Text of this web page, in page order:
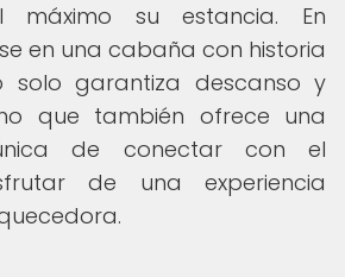
máximo su estancia. En
en una cabaña con historia
solo garantiza descanso y
que también ofrece una
de conectar con el
de una experiencia